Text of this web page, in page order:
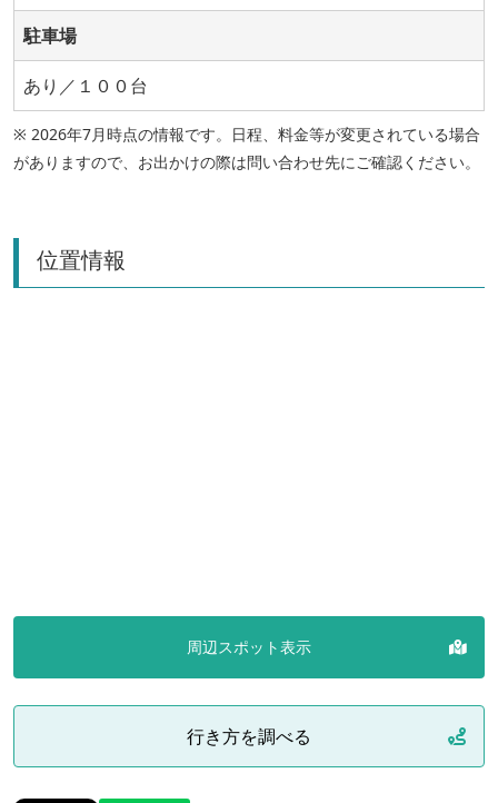
駐車場
あり／１００台
※ 2026年7月時点の情報です。日程、料金等が変更されている場合
がありますので、お出かけの際は問い合わせ先にご確認ください。
位置情報
周辺スポット表示
行き方を調べる